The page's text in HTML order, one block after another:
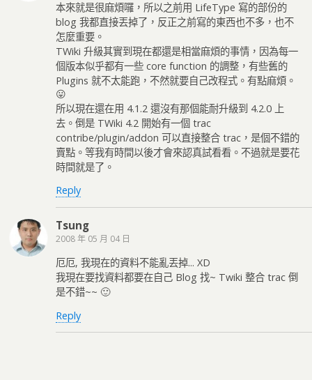
本來就是很麻煩囉，所以之前用 LifeType 寫的部份的
blog 我都直接丟掉了，反正之前寫的東西也不多，也不
怎麼重要。
TWiki 升級其實到現在都還是相當麻煩的事情，因為每一
個版本似乎都有一些 core function 的調整，有些舊的
Plugins 就不太能跑，不然就要自己改程式。有點麻煩。
😛
所以現在還在用 4.1.2 還沒有那個能耐升級到 4.2.0 上
去。倒是 TWiki 4.2 開始有一個 trac
contribe/plugin/addon 可以直接整合 trac，是個不錯的
賣點。等我有時間以後才會來認真試看看。不過就是要花
時間就是了。
Reply
Tsung
2008 年 05 月 04 日
厄厄, 我現在的資料不能亂丟掉... XD
我現在要找資料都要在自己 Blog 找~ Twiki 整合 trac 倒
是不錯~~ 🙂
Reply